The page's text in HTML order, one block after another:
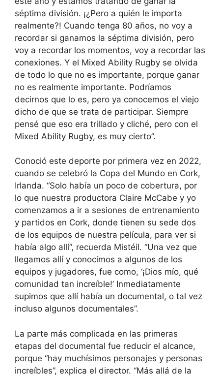
séptima división. ¡¿Pero a quién le importa
realmente?! Cuando tenga 80 años, no voy a
recordar si ganamos la séptima división, pero
voy a recordar los momentos, voy a recordar las
conexiones. Y el Mixed Ability Rugby se olvida
de todo lo que no es importante, porque ganar
no es realmente importante. Podríamos
decirnos que lo es, pero ya conocemos el viejo
dicho de que se trata de participar. Siempre
pensé que eso era trillado y cliché, pero con el
Mixed Ability Rugby, es muy cierto”.
Conoció este deporte por primera vez en 2022,
cuando se celebró la Copa del Mundo en Cork,
Irlanda. “Solo había un poco de cobertura, por
lo que nuestra productora Claire McCabe y yo
comenzamos a ir a sesiones de entrenamiento
y partidos en Cork, donde tienen su sede dos
de los equipos de nuestra película, para ver si
había algo allí”, recuerda Mistéil. “Una vez que
llegamos allí y conocimos a algunos de los
equipos y jugadores, fue como, ‘¡Dios mío, qué
comunidad tan increíble!’ Inmediatamente
supimos que allí había un documental, o tal vez
incluso algunos documentales”.
La parte más complicada en las primeras
etapas del documental fue reducir el alcance,
porque “hay muchísimos personajes y personas
increíbles”, explica el director. “Más allá de la